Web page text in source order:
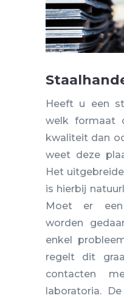
Heeft u een
welk formaat
kwaliteit dan
weet deze
Het
is hierbij
Moet er een
worden
enkel
regelt dit
contacten
laboratoria.